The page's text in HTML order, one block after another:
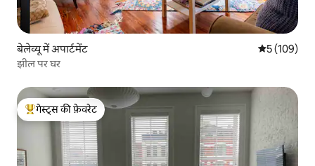
बेलेव्यू में अपार्टमेंट औसत रेटिंग 5
5 (109)
झील पर घर
गेस्ट्स का टॉप फ़ेवरेट
गेस्ट्स की फ़ेवरेट